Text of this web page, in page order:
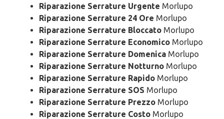
Riparazione Serrature Urgente Morlupo
Riparazione Serrature 24 Ore Morlupo
Riparazione Serrature Bloccato Morlupo
Riparazione Serrature Economico Morlupo
Riparazione Serrature Domenica Morlupo
Riparazione Serrature Notturno Morlupo
Riparazione Serrature Rapido Morlupo
Riparazione Serrature SOS Morlupo
Riparazione Serrature Prezzo Morlupo
Riparazione Serrature Costo Morlupo